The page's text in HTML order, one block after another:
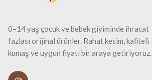
0–14 yaş çocuk ve bebek giyiminde ihracat
fazlası orijinal ürünler. Rahat kesim, kaliteli
kumaş ve uygun fiyatı bir araya getiriyoruz.